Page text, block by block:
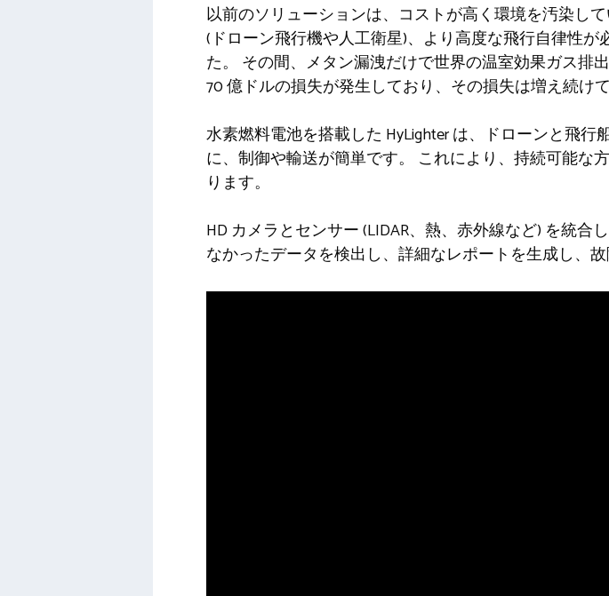
以前のソリューションは、コストが高く環境を汚染し
(ドローン飛行機や人工衛星)、より高度な飛行自律性
た。 その間、メタン漏洩だけで世界の温室効果ガス排
70 億ドルの損失が発生しており、その損失は増え続けて
水素燃料電池を搭載した HyLighter は、ドローンと飛
に、制御や輸送が簡単です。 これにより、持続可能な
ります。
HD カメラとセンサー (LIDAR、熱、赤外線など) を統
なかったデータを検出し、詳細なレポートを生成し、